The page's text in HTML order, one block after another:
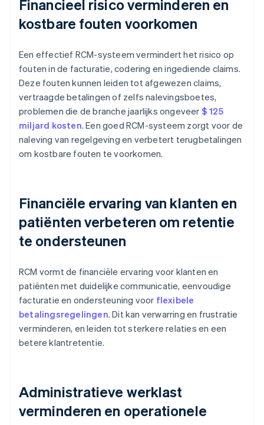
Financieel risico verminderen en
kostbare fouten voorkomen
Een effectief RCM-systeem vermindert het risico op
fouten in de facturatie, codering en ingediende claims.
Deze fouten kunnen leiden tot afgewezen claims,
vertraagde betalingen of zelfs nalevingsboetes,
problemen die de branche jaarlijks ongeveer $ 125
miljard kosten. Een goed RCM-systeem zorgt voor de
naleving van regelgeving en verbetert terugbetalingen
om kostbare fouten te voorkomen.
Financiële ervaring van klanten en
patiënten verbeteren om retentie
te ondersteunen
RCM vormt de financiële ervaring voor klanten en
patiënten met duidelijke communicatie, eenvoudige
facturatie en ondersteuning voor flexibele
betalingsregelingen. Dit kan verwarring en frustratie
verminderen, en leiden tot sterkere relaties en een
betere klantretentie.
Administratieve werklast
verminderen en operationele